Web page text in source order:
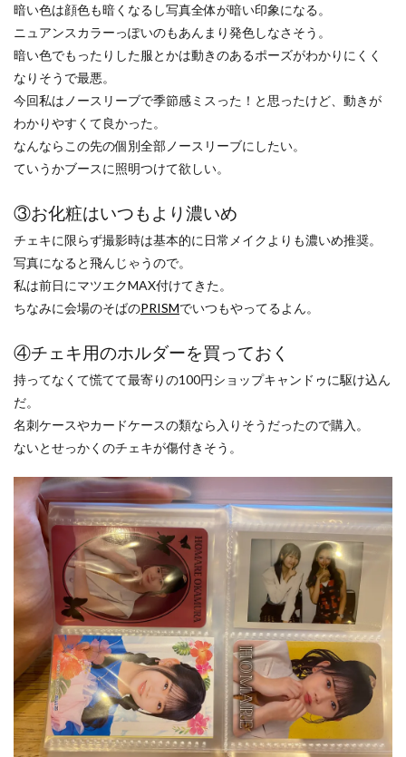
暗い色は顔色も暗くなるし写真全体が暗い印象になる。
ニュアンスカラーっぽいのもあんまり発色しなさそう。
暗い色でもったりした服とかは動きのあるポーズがわかりにくく
なりそうで最悪。
今回私はノースリーブで季節感ミスった！と思ったけど、動きが
わかりやすくて良かった。
なんならこの先の個別全部ノースリーブにしたい。
ていうかブースに照明つけて欲しい。
③お化粧はいつもより濃いめ
チェキに限らず撮影時は基本的に日常メイクよりも濃いめ推奨。
写真になると飛んじゃうので。
私は前日にマツエクMAX付けてきた。
ちなみに会場のそばのPRISMでいつもやってるよん。
④チェキ用のホルダーを買っておく
持ってなくて慌てて最寄りの100円ショップキャンドゥに駆け込ん
だ。
名刺ケースやカードケースの類なら入りそうだったので購入。
ないとせっかくのチェキが傷付きそう。